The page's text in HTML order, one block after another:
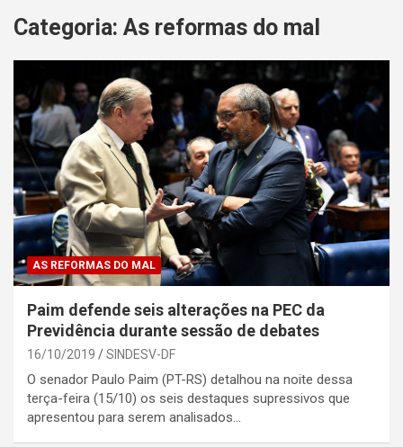
Categoria: As reformas do mal
AS REFORMAS DO MAL
Paim defende seis alterações na PEC da
Previdência durante sessão de debates
16/10/2019 SINDESV-DF
O senador Paulo Paim (PT-RS) detalhou na noite dessa
terça-feira (15/10) os seis destaques supressivos que
apresentou para serem analisados…